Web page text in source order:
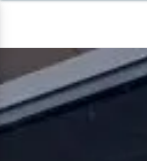
Panneau de gestion des cookies